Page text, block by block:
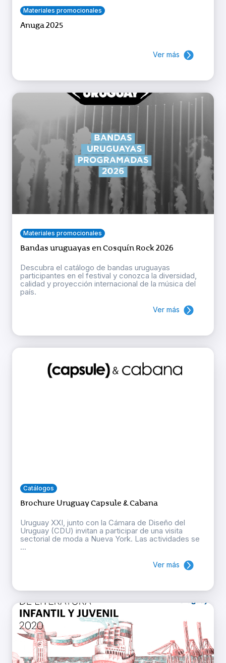
Materiales promocionales
Anuga 2025
Ver más
Materiales promocionales
Bandas uruguayas en Cosquín Rock 2026
Descubra el catálogo de bandas uruguayas
participantes en el festival y conozca la diversidad,
calidad y proyección internacional de la música del
país.
Ver más
Catálogos
Brochure Uruguay Capsule & Cabana
Uruguay XXI, junto con la Cámara de Diseño del
Uruguay (CDU) invitan a participar de una visita
sectorial de moda a Nueva York. Las actividades se
...
Ver más